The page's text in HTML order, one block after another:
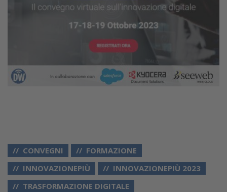
CONVEGNI
FORMAZIONE
INNOVAZIONEPIÙ
INNOVAZIONEPIÙ 2023
TRASFORMAZIONE DIGITALE